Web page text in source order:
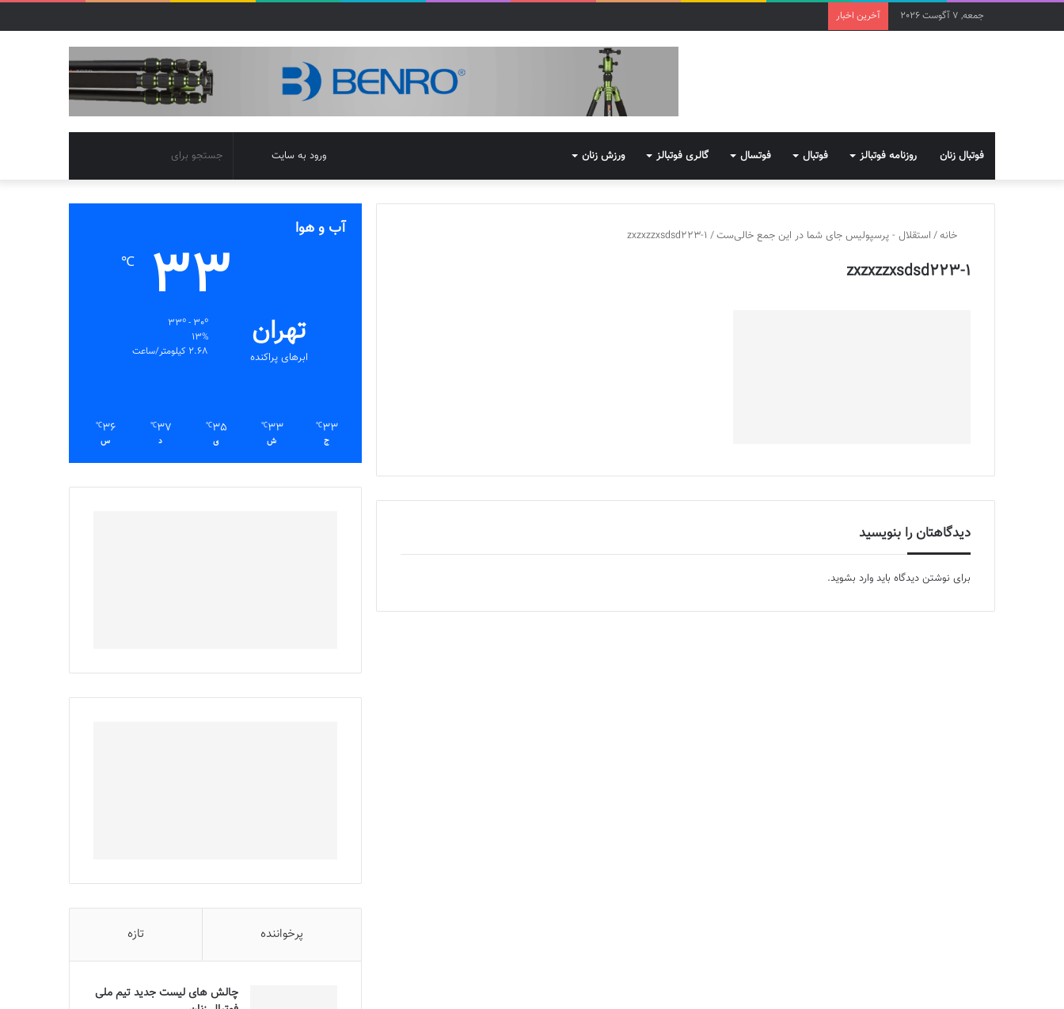
جمعه, 7 آگوست 2026 آخرین اخبار
فوتبال زنان روزنامه فوتبالز فوتبال فوتسال گالری فوتبالز ورزش زنان
برای
تغییر
پوسته
ورود به سایت
خانه/ استقلال - پرسپولیس جای شما در این جمع خالی‌ست/
zxzxzzxsdsd223-1
zxzxzzxsdsd223-1
دیدگاهتان را بنویسید
برای نوشتن دیدگاه باید وارد بشوید.
آب و هوا
تهران
ابرهای پراکنده
33
℃
13%
2.68 کیلومتر/ساعت
33
℃
ج
33
℃
ش
35
℃
ی
37
℃
د
36
℃
س
پرخواننده تازه
چالش هاى ليست جدید تيم ملى